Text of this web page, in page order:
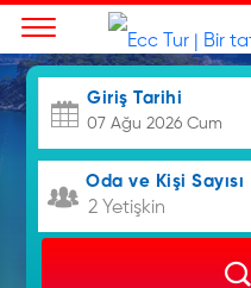
Giriş Tarihi
Oda ve Kişi Sayısı
2 Yetişkin